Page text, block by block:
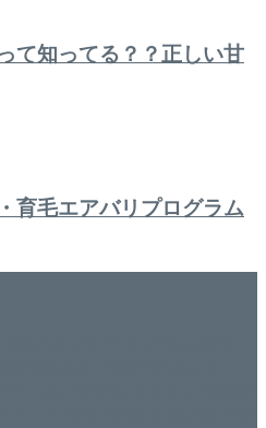
て知ってる？？正しい甘
育毛エアバリプログラム